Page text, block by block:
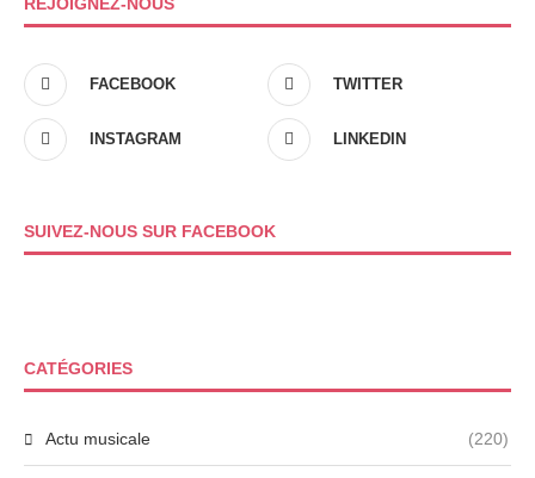
FACEBOOK TWITTER
INSTAGRAM LINKEDIN
SUIVEZ-NOUS SUR FACEBOOK
CATÉGORIES
Actu musicale (220)